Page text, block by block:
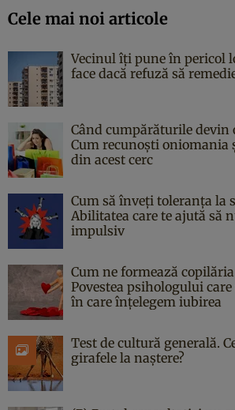
Cele mai noi articole
Vecinul îți pune în pericol
face dacă refuză să
Când cumpărăturile devin
Cum recunoști oniomania
din acest cerc
Cum să înveți toleranța la
Abilitatea care te ajută să
impulsiv
Cum ne formează
Povestea psihologului
în care înțelegem iubirea
Test de cultură generală.
girafele la naștere?